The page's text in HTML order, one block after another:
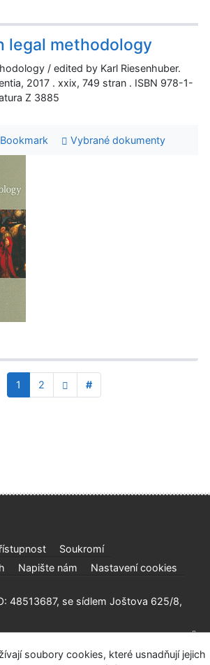
legal methodology
/ edited by Karl Riesenhuber.
2017 . xxix, 749 stran . ISBN 978-1-
Z 3885
Bookmark Vybrané dokumenty
1 2 #
Soukromí
Napište nám Nastavení cookies
48513687, se sídlem Joštova 625/8,
v.4.8.63a-Cosmotron Bohemia, s.r.o.
soubory cookies, které usnadňují jejich